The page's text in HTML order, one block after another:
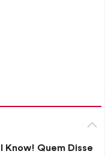
Know! Quem Disse